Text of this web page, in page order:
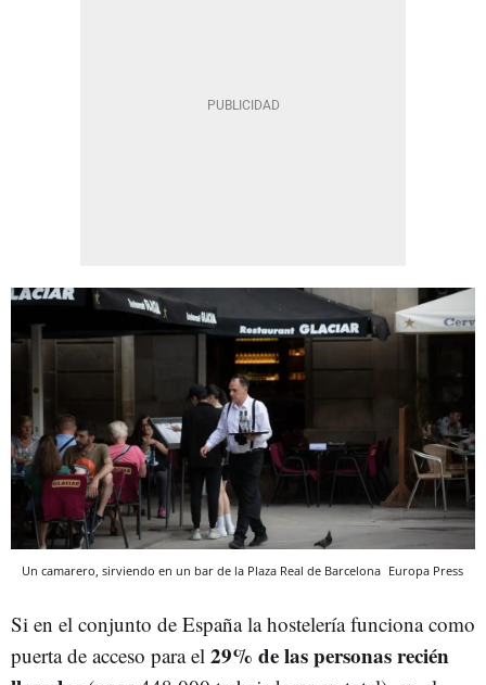
Un camarero, sirviendo en un bar de la Plaza Real de Barcelona Europa Press
Si en el conjunto de España la hostelería funciona como
puerta de acceso para el 29% de las personas recién